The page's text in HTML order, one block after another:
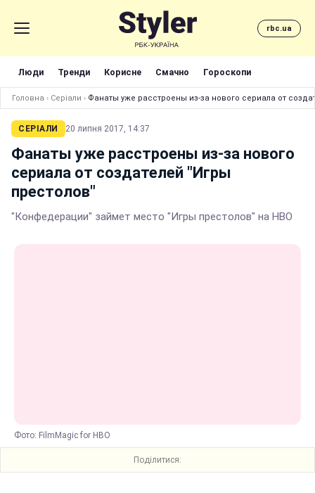
rbc.ua
Люди Тренди Корисне Смачно Гороскопи
Головна › Серіали › Фанаты уже расстроены из-за нового сериала от
СЕРІАЛИ 20 липня 2017, 14:37
Фанаты уже расстроены из-за нового
сериала от создателей "Игры
престолов"
"Конфедерации" займет место "Игры престолов" на HBO
Фото: FilmMagic for HBO
Поділитися: